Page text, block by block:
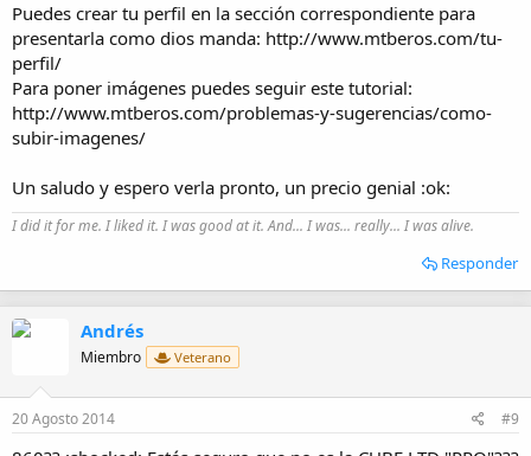
Puedes crear tu perfil en la sección correspondiente para
presentarla como dios manda: http://www.mtberos.com/tu-
perfil/
Para poner imágenes puedes seguir este tutorial:
http://www.mtberos.com/problemas-y-sugerencias/como-
subir-imagenes/
Un saludo y espero verla pronto, un precio genial :ok:
I did it for me. I liked it. I was good at it. And... I was... really... I was alive.
Responder
Andrés
Miembro Veterano
20 Agosto 2014 #9